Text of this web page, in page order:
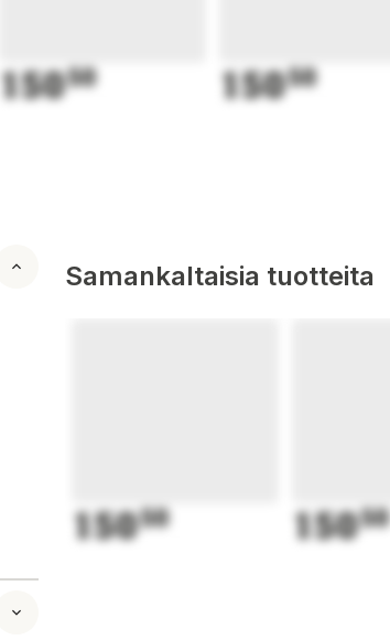
15050 15050
Samankaltaisia tuotteita
15050 15050